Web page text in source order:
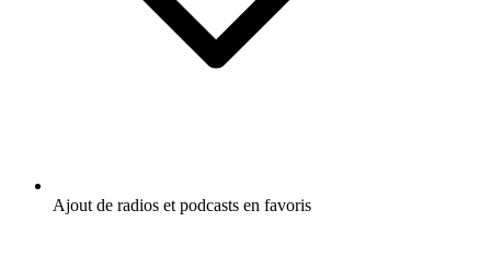
Ajout de radios et podcasts en favoris